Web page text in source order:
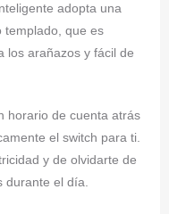
adopta una
templado, que es
los arañazos y fácil de
horario de cuenta atrás
el switch para ti.
y de olvidarte de
durante el día.